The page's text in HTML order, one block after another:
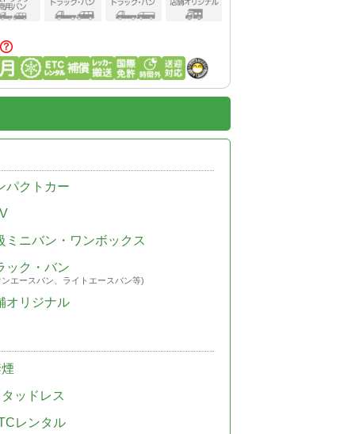
パクトカー
ミニバン・ワンボックス
ック・バン
エースバン、ライトエースバン等)
オリジナル
ッドレス
レンタル